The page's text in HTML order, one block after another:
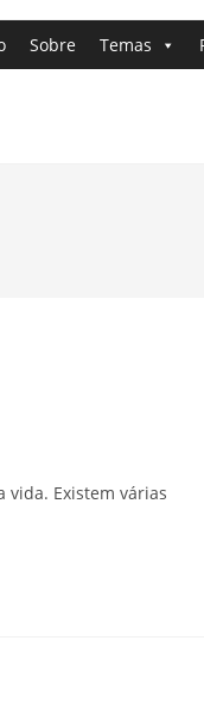
Sobre Temas
Existem várias